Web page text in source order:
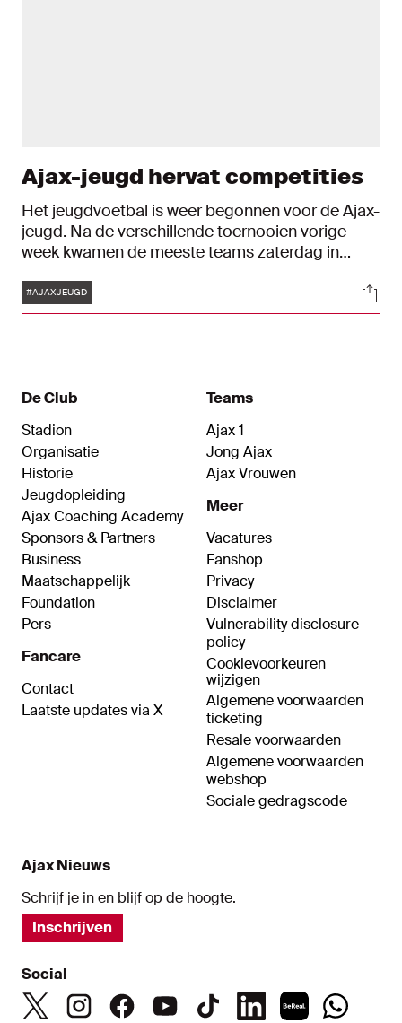
Ajax-jeugd hervat competities
Het jeugdvoetbal is weer begonnen voor de Ajax-
jeugd. Na de verschillende toernooien vorige
week kwamen de meeste teams zaterdag in
Blik op de Toekomst.
Tags
#AJAXJEUGD
De Club
Stadion
Organisatie
Historie
Jeugdopleiding
Ajax Coaching Academy
Sponsors & Partners
Business
Maatschappelijk
Foundation
Pers
Fancare
Contact
Laatste updates via X
Teams
Ajax 1
Jong Ajax
Ajax Vrouwen
Meer
Vacatures
Fanshop
Privacy
Disclaimer
Vulnerability disclosure
policy
Cookievoorkeuren
wijzigen
Algemene voorwaarden
ticketing
Resale voorwaarden
Algemene voorwaarden
webshop
Sociale gedragscode
Ajax Nieuws
Schrijf je in en blijf op de hoogte.
Inschrijven
Social